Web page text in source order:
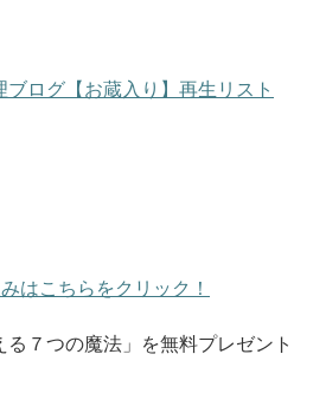
ブログ【お蔵入り】再生リスト
はこちらをクリック！
７つの魔法」を無料プレゼント